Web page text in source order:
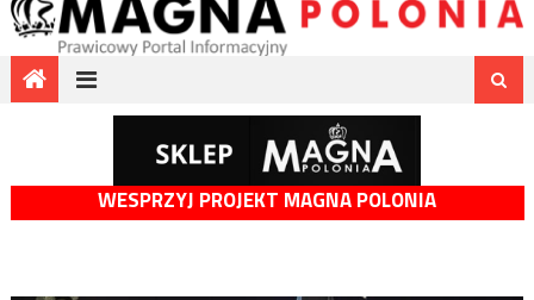
WESPRZYJ PROJEKT MAGNA POLONIA